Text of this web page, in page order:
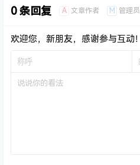
0 条回复 A 文章作者 M 管理员
欢迎您，新朋友，感谢参与互动！